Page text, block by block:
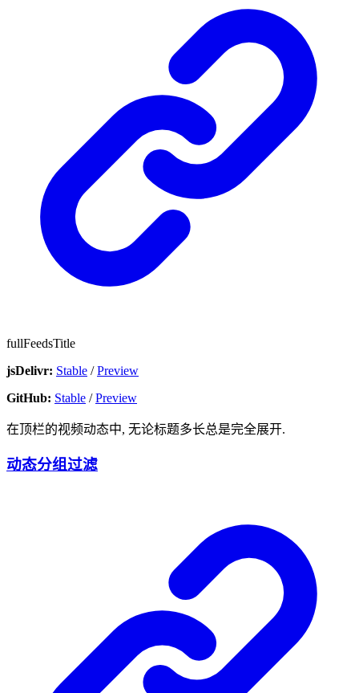
fullFeedsTitle
jsDelivr: Stable /Preview
GitHub: Stable /Preview
在顶栏的视频动态中, 无论标题多长总是完全展开.
动态分组过滤